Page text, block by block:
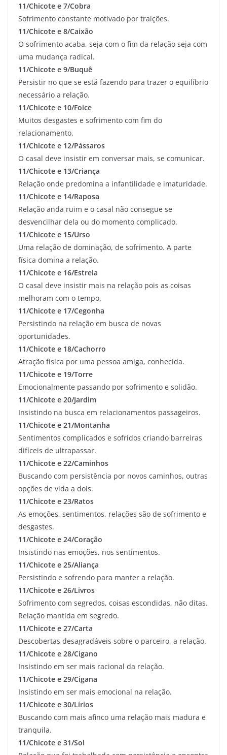
11/Chicote e 7/Cobra
Sofrimento constante motivado por traições.
11/Chicote e 8/Caixão
O sofrimento acaba, seja com o fim da relação seja com
uma mudança radical.
11/Chicote e 9/Buquê
Persistir no que se está fazendo para trazer o equilíbrio
necessário a relação.
11/Chicote e 10/Foice
Muitos desgastes e sofrimento com fim do
relacionamento.
11/Chicote e 12/Pássaros
O casal deve insistir em conversar mais, se comunicar.
11/Chicote e 13/Criança
Relação onde predomina a infantilidade e imaturidade.
11/Chicote e 14/Raposa
Relação anda ruim e o casal não consegue se
desvencilhar dela ou do momento complicado.
11/Chicote e 15/Urso
Uma relação de dominação, de sofrimento. A parte
física domina a relação.
11/Chicote e 16/Estrela
O casal deve insistir mais na relação pois as coisas
melhoram com o tempo.
11/Chicote e 17/Cegonha
Persistindo na relação em busca de novas
oportunidades.
11/Chicote e 18/Cachorro
Atração física por uma pessoa amiga, conhecida.
11/Chicote e 19/Torre
Emocionalmente passando por sofrimento e solidão.
11/Chicote e 20/Jardim
Insistindo na busca em relacionamentos passageiros.
11/Chicote e 21/Montanha
Sentimentos complicados e sofridos criando barreiras
difíceis de ultrapassar.
11/Chicote e 22/Caminhos
Buscando com persistência por novos caminhos, outras
opções de vida a dois.
11/Chicote e 23/Ratos
As emoções, sentimentos, relações são de sofrimento e
desgastes.
11/Chicote e 24/Coração
Insistindo nas emoções, nos sentimentos.
11/Chicote e 25/Aliança
Persistindo e sofrendo para manter a relação.
11/Chicote e 26/Livros
Sofrimento com segredos, coisas escondidas, não ditas.
Relação mantida em segredo.
11/Chicote e 27/Carta
Descobertas desagradáveis sobre o parceiro, a relação.
11/Chicote e 28/Cigano
Insistindo em ser mais racional da relação.
11/Chicote e 29/Cigana
Insistindo em ser mais emocional na relação.
11/Chicote e 30/Lírios
Buscando com mais afinco uma relação mais madura e
tranquila.
11/Chicote e 31/Sol